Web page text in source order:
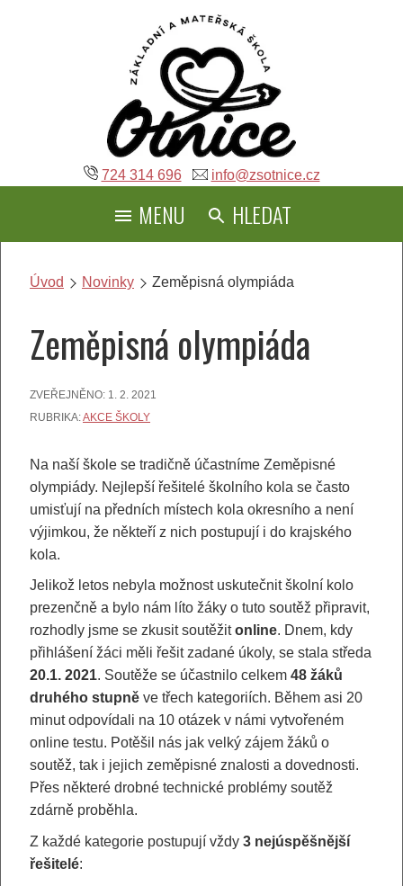
724 314 696 info@zsotnice.cz
MENU HLEDAT
Úvod Novinky Zeměpisná olympiáda
Zeměpisná olympiáda
ZVEŘEJNĚNO: 1. 2. 2021
RUBRIKA:AKCE ŠKOLY
Na naší škole se tradičně účastníme Zeměpisné
olympiády. Nejlepší řešitelé školního kola se často
umisťují na předních místech kola okresního a není
výjimkou, že někteří z nich postupují i do krajského
kola.
Jelikož letos nebyla možnost uskutečnit školní kolo
prezenčně a bylo nám líto žáky o tuto soutěž připravit,
rozhodly jsme se zkusit soutěžitonline. Dnem, kdy
přihlášení žáci měli řešit zadané úkoly, se stala středa
20.1. 2021. Soutěže se účastnilo celkem 48 žáků
druhého stupně ve třech kategoriích. Během asi 20
minut odpovídali na 10 otázek v námi vytvořeném
online testu. Potěšil nás jak velký zájem žáků o
soutěž, tak i jejich zeměpisné znalosti a dovednosti.
Přes některé drobné technické problémy soutěž
zdárně proběhla.
Z každé kategorie postupují vždy 3 nejúspěšnější
řešitelé: